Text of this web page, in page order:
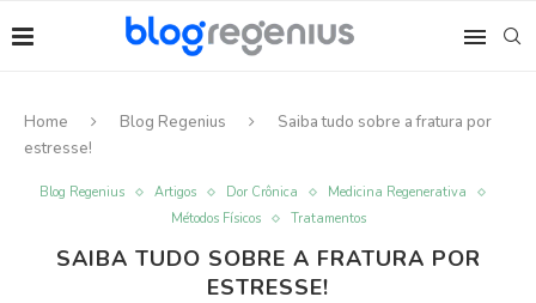
Home Blog Regenius
Saiba tudo sobre a fratura por
estresse!
Blog Regenius Artigos Dor Crônica
Medicina Regenerativa
Métodos Físicos
Tratamentos
SAIBA TUDO SOBRE A FRATURA POR
ESTRESSE!